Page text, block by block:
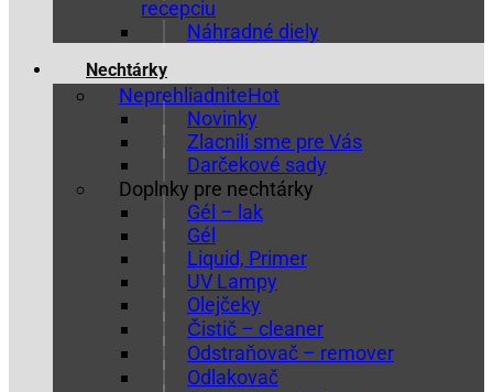
recepciu
Náhradné diely
Nechtárky
Neprehliadnite
Novinky
Zlacnili sme pre Vás
Darčekové sady
Doplnky pre nechtárky
Gél – lak
Gél
Liquid, Primer
UV Lampy
Olejčeky
Čistič – cleaner
Odstraňovač – remover
Odlakovač